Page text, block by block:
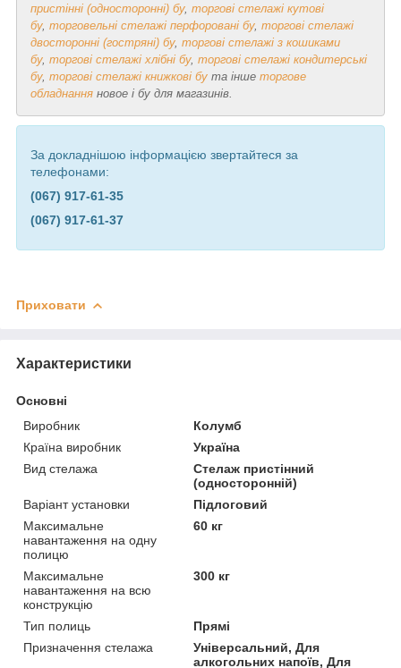
пристінні (односторонні) бу, торгові стелажі кутові
бу, торговельні стелажі перфоровані бу, торгові стелажі
двосторонні (гостряні) бу, торгові стелажі з кошиками
бу, торгові стелажі хлібні бу, торгові стелажі кондитерські
бу, торгові стелажі книжкові бу та інше торгове
обладнання новое і бу для магазинів.
За докладнішою інформацією звертайтеся за
телефонами:
(067) 917-61-35
(067) 917-61-37
Приховати
Характеристики
Основні
Виробник
Колумб
Країна виробник
Україна
Вид стелажа
Стелаж пристінний
(односторонній)
Варіант установки
Підлоговий
Максимальне
навантаження на одну
полицю
60 кг
Максимальне
навантаження на всю
конструкцію
300 кг
Тип полиць
Прямі
Призначення стелажа
Універсальний, Для
алкогольних напоїв, Для